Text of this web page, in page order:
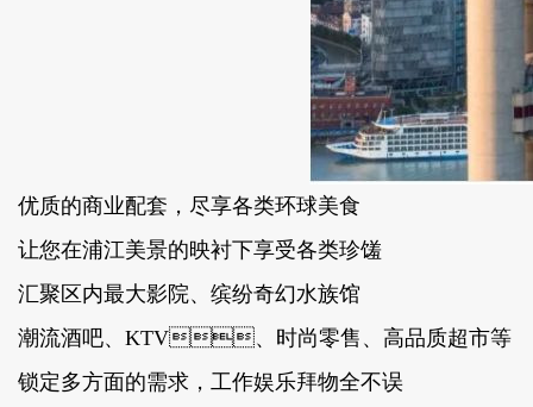
优质的商业配套，尽享各类环球美食
让您在浦江美景的映衬下享受各类珍馐
汇聚区内最大影院、缤纷奇幻水族馆
潮流酒吧、KTV、时尚零售、高品质超市等
锁定多方面的需求，工作娱乐拜物全不误